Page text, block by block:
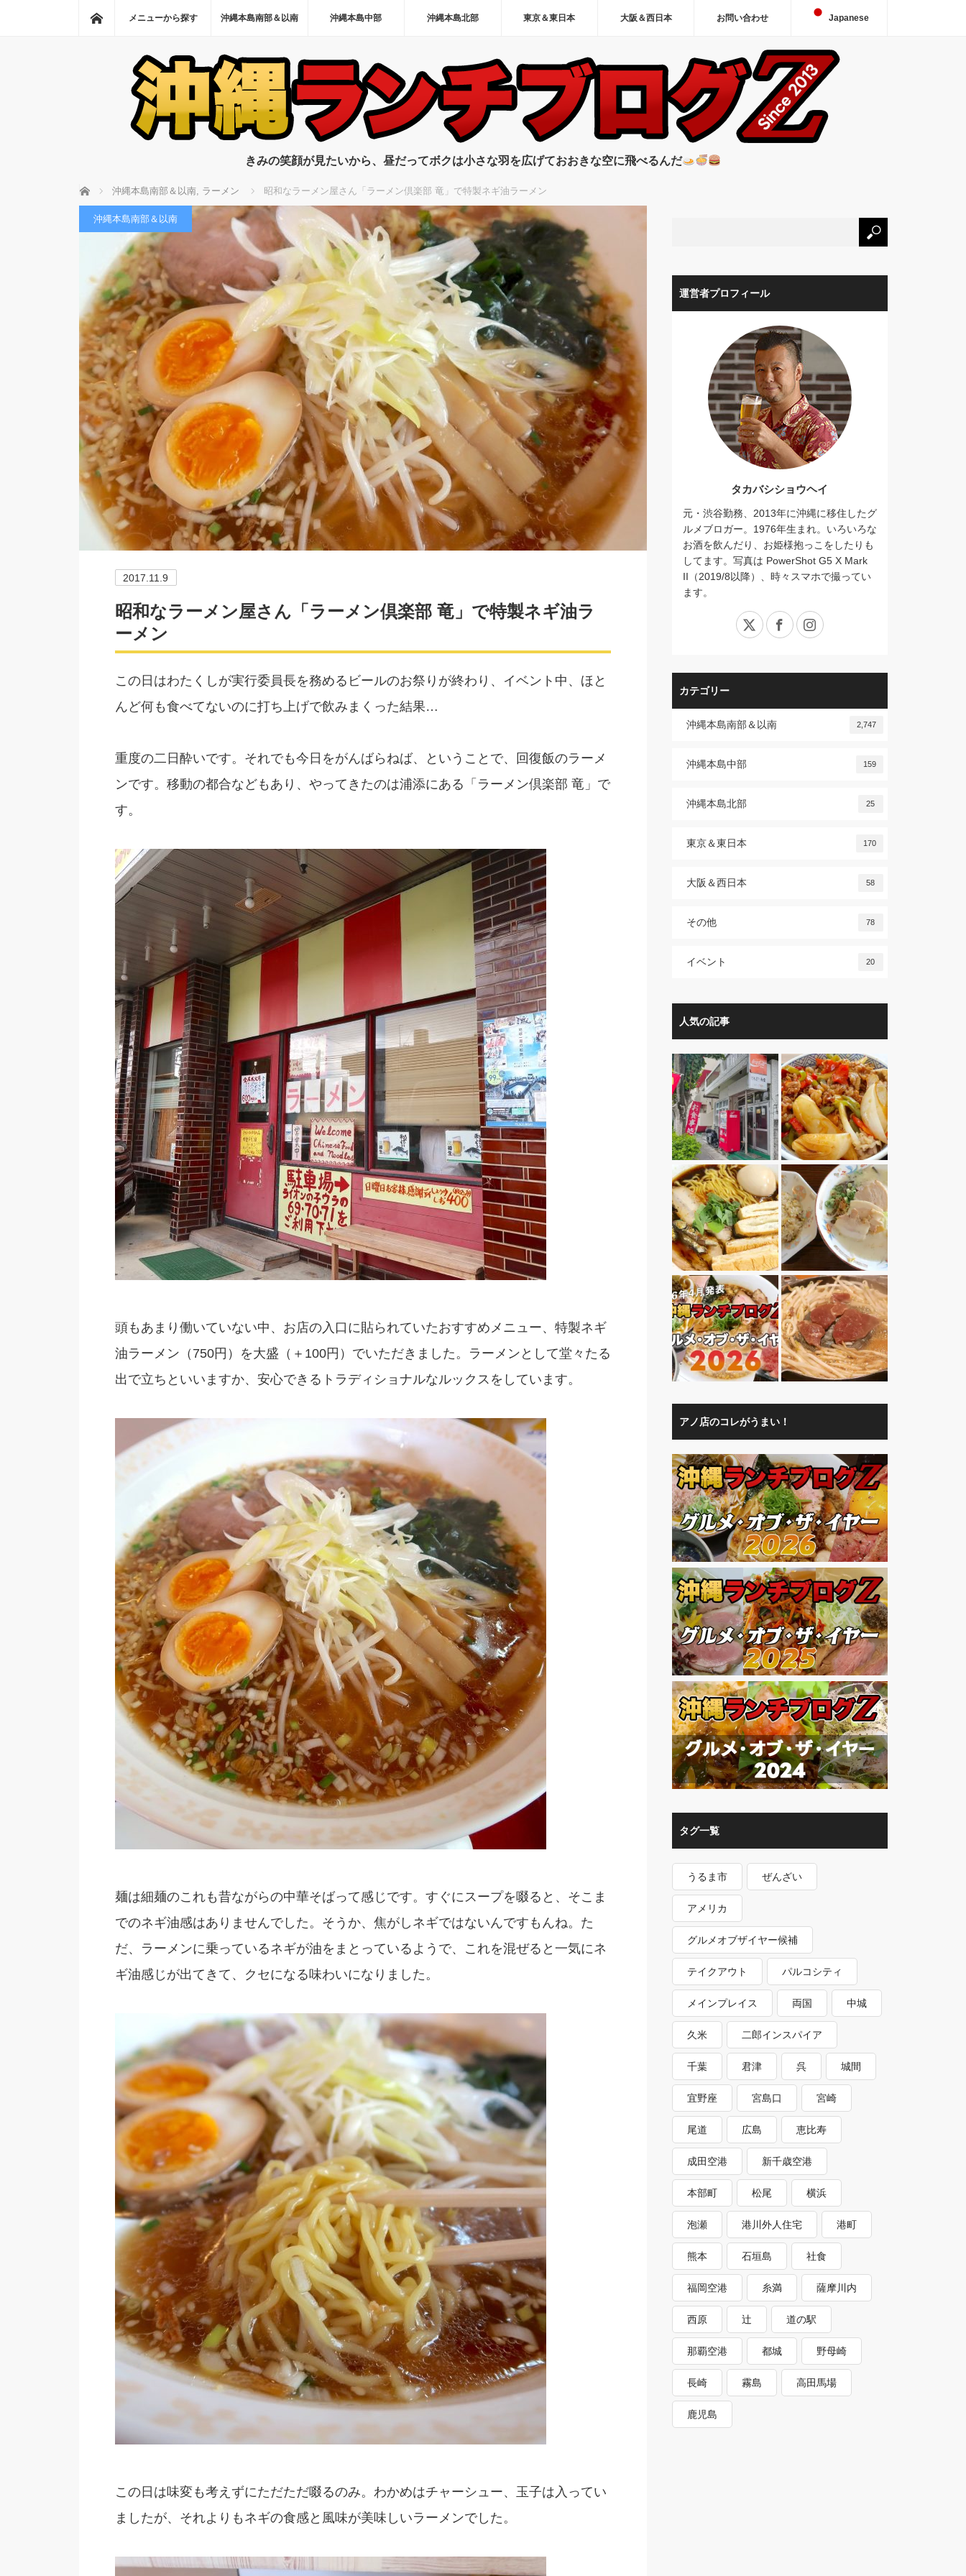
ホーム
メニューから探す 沖縄本島南部＆以南 沖縄本島中部 沖縄本島北部 東京＆東日本 大阪＆西日本 お問い合わせ Japanese
きみの笑顔が見たいから、昼だってボクは小さな羽を広げておおきな空に飛べるんだ
ホーム 沖縄本島南部＆以南, ラーメン 昭和なラーメン屋さん「ラーメン倶楽部 竜」で特製ネギ油ラーメン
沖縄本島南部＆以南
2017.11.9
昭和なラーメン屋さん「ラーメン倶楽部 竜」で特製ネギ油ラ
ーメン
この日はわたくしが実行委員長を務めるビールのお祭りが終わり、イベント中、ほと
んど何も食べてないのに打ち上げで飲みまくった結果…
重度の二日酔いです。それでも今日をがんばらねば、ということで、回復飯のラーメ
ンです。移動の都合などもあり、やってきたのは浦添にある「ラーメン倶楽部 竜」で
す。
頭もあまり働いていない中、お店の入口に貼られていたおすすめメニュー、特製ネギ
油ラーメン（750円）を大盛（＋100円）でいただきました。ラーメンとして堂々たる
出で立ちといいますか、安心できるトラディショナルなルックスをしています。
麺は細麺のこれも昔ながらの中華そばって感じです。すぐにスープを啜ると、そこま
でのネギ油感はありませんでした。そうか、焦がしネギではないんですもんね。た
だ、ラーメンに乗っているネギが油をまとっているようで、これを混ぜると一気にネ
ギ油感じが出てきて、クセになる味わいになりました。
この日は味変も考えずにただただ啜るのみ。わかめはチャーシュー、玉子は入ってい
ましたが、それよりもネギの食感と風味が美味しいラーメンでした。
運営者プロフィール
タカバシショウヘイ
元・渋谷勤務、2013年に沖縄に移住したグ
ルメブロガー。1976年生まれ。いろいろな
お酒を飲んだり、お姫様抱っこをしたりも
してます。写真は PowerShot G5 X Mark
II（2019/8以降）、時々スマホで撮ってい
ます。
X FacebookInstagram
カテゴリー
沖縄本島南部＆以南 2,747
沖縄本島中部 159
沖縄本島北部 25
東京＆東日本 170
大阪＆西日本 58
その他 78
イベント 20
人気の記事
アノ店のコレがうまい！
タグ一覧
うるま市 ぜんざい
アメリカ
グルメオブザイヤー候補
テイクアウト パルコシティ
メインプレイス 両国 中城
久米 二郎インスパイア
千葉 君津 呉 城間
宜野座 宮島口 宮崎
尾道 広島 恵比寿
成田空港 新千歳空港
本部町 松尾 横浜
泡瀬 港川外人住宅 港町
熊本 石垣島 社食
福岡空港 糸満 薩摩川内
西原 辻 道の駅
那覇空港 都城 野母崎
長崎 霧島 高田馬場
鹿児島